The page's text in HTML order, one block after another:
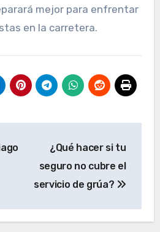
mejor para enfrentar
en la carretera.
¿Qué hacer si tu
seguro no cubre el
servicio de grúa?